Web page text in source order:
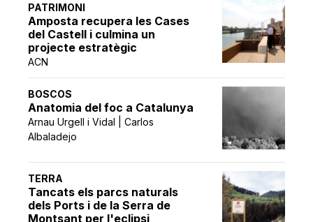
PATRIMONI
Amposta recupera les Cases
del Castell i culmina un
projecte estratègic
ACN
BOSCOS
Anatomia del foc a Catalunya
Arnau Urgell i Vidal | Carlos
Albaladejo
TERRA
Tancats els parcs naturals
dels Ports i de la Serra de
Montsant per l'eclipsi